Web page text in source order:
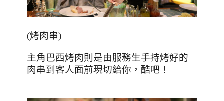
(烤肉串)
主角巴西烤肉則是由服務生手持烤好的
肉串到客人面前現切給你，酷吧！